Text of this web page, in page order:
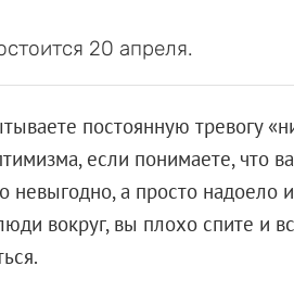
20 апреля.
постоянную тревогу
если понимаете, что
невыгодно, а просто надоело
вокруг, вы плохо спите и